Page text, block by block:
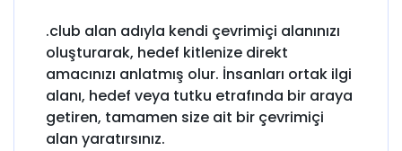
.club alan adıyla kendi çevrimiçi alanınızı
oluşturarak, hedef kitlenize direkt
amacınızı anlatmış olur. İnsanları ortak ilgi
alanı, hedef veya tutku etrafında bir araya
getiren, tamamen size ait bir çevrimiçi
alan yaratırsınız.